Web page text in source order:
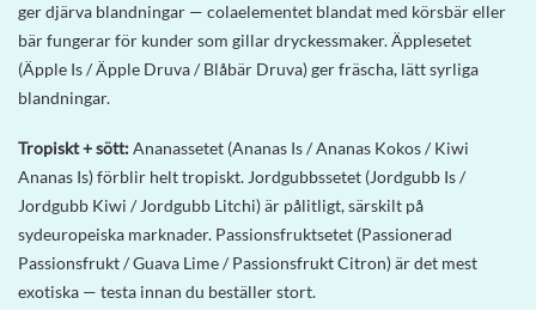
ger djärva blandningar — colaelementet blandat med körsbär eller
bär fungerar för kunder som gillar dryckessmaker. Äpplesetet
(Äpple Is / Äpple Druva / Blåbär Druva) ger fräscha, lätt syrliga
blandningar.
Tropiskt + sött:Ananassetet (Ananas Is / Ananas Kokos / Kiwi
Ananas Is) förblir helt tropiskt. Jordgubbssetet (Jordgubb Is /
Jordgubb Kiwi / Jordgubb Litchi) är pålitligt, särskilt på
sydeuropeiska marknader. Passionsfruktsetet (Passionerad
Passionsfrukt / Guava Lime / Passionsfrukt Citron) är det mest
exotiska — testa innan du beställer stort.